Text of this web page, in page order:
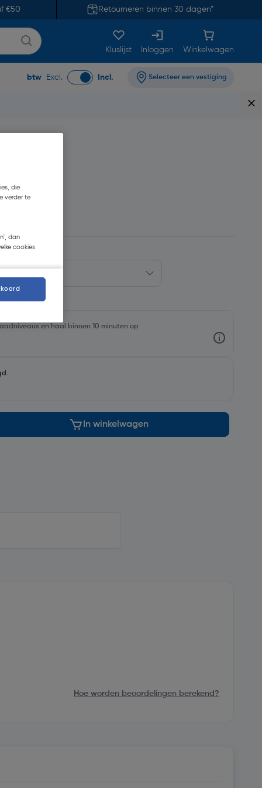
€50 Retourneren binnen 30 dagen*
Kluslijst Inloggen Winkelwagen
btw Excl. Incl. Selecteer een vestiging
en haal binnen 10 minuten op
.
In winkelwagen
Hoe worden beoordelingen berekend?
die
verder te
dan
cookies